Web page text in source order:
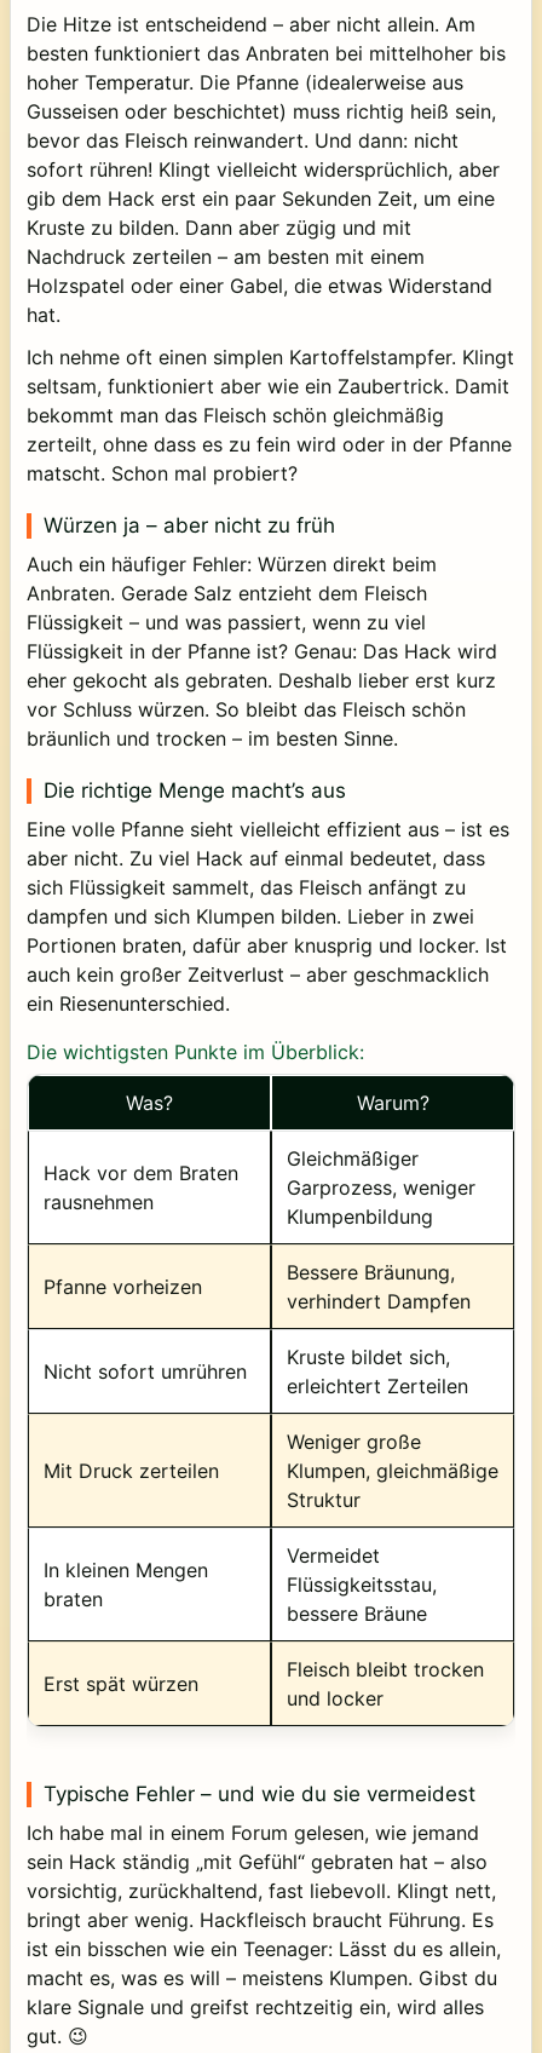
Die Hitze ist entscheidend – aber nicht allein. Am
besten funktioniert das Anbraten bei mittelhoher bis
hoher Temperatur. Die Pfanne (idealerweise aus
Gusseisen oder beschichtet) muss richtig heiß sein,
bevor das Fleisch reinwandert. Und dann: nicht
sofort rühren! Klingt vielleicht widersprüchlich, aber
gib dem Hack erst ein paar Sekunden Zeit, um eine
Kruste zu bilden. Dann aber zügig und mit
Nachdruck zerteilen – am besten mit einem
Holzspatel oder einer Gabel, die etwas Widerstand
hat.
Ich nehme oft einen simplen Kartoffelstampfer. Klingt
seltsam, funktioniert aber wie ein Zaubertrick. Damit
bekommt man das Fleisch schön gleichmäßig
zerteilt, ohne dass es zu fein wird oder in der Pfanne
matscht. Schon mal probiert?
Würzen ja – aber nicht zu früh
Auch ein häufiger Fehler: Würzen direkt beim
Anbraten. Gerade Salz entzieht dem Fleisch
Flüssigkeit – und was passiert, wenn zu viel
Flüssigkeit in der Pfanne ist? Genau: Das Hack wird
eher gekocht als gebraten. Deshalb lieber erst kurz
vor Schluss würzen. So bleibt das Fleisch schön
bräunlich und trocken – im besten Sinne.
Die richtige Menge macht’s aus
Eine volle Pfanne sieht vielleicht effizient aus – ist es
aber nicht. Zu viel Hack auf einmal bedeutet, dass
sich Flüssigkeit sammelt, das Fleisch anfängt zu
dampfen und sich Klumpen bilden. Lieber in zwei
Portionen braten, dafür aber knusprig und locker. Ist
auch kein großer Zeitverlust – aber geschmacklich
ein Riesenunterschied.
Die wichtigsten Punkte im Überblick:
Was? Warum?
Hack vor dem Braten
rausnehmen
Gleichmäßiger
Garprozess, weniger
Klumpenbildung
Pfanne vorheizen
Bessere Bräunung,
verhindert Dampfen
Nicht sofort umrühren
Kruste bildet sich,
erleichtert Zerteilen
Mit Druck zerteilen
Weniger große
Klumpen, gleichmäßige
Struktur
In kleinen Mengen
braten
Vermeidet
Flüssigkeitsstau,
bessere Bräune
Erst spät würzen
Fleisch bleibt trocken
und locker
Typische Fehler – und wie du sie vermeidest
Ich habe mal in einem Forum gelesen, wie jemand
sein Hack ständig „mit Gefühl“ gebraten hat – also
vorsichtig, zurückhaltend, fast liebevoll. Klingt nett,
bringt aber wenig. Hackfleisch braucht Führung. Es
ist ein bisschen wie ein Teenager: Lässt du es allein,
macht es, was es will – meistens Klumpen. Gibst du
klare Signale und greifst rechtzeitig ein, wird alles
gut. 😉